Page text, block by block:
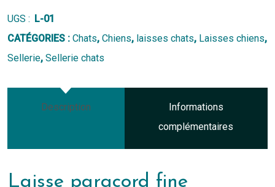
Laisse
paracord
fine
UGS : L-01
CATÉGORIES : Chats, Chiens, laisses chats, Laisses chiens,
Sellerie, Sellerie chats
Description
Informations
complémentaires
Laisse paracord fine